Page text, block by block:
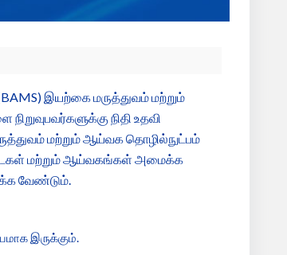
இயற்கை மருத்துவம் மற்றும்
நிதி உதவி
மற்றும் ஆய்வக தொழில்நுட்பம்
கடைகள் மற்றும் ஆய்வகங்கள் அமைக்க
வேண்டும்.
இருக்கும்.